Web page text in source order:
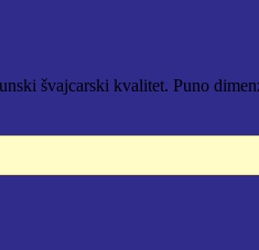
švajcarski kvalitet. Puno